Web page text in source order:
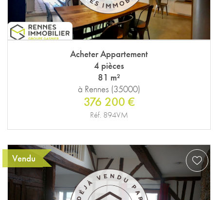
Acheter Appartement
4 pièces
81 m²
à Rennes (35000)
376 200 €
Réf. 894VM
Vendu